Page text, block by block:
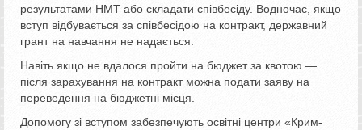
результатами НМТ або складати співбесіду. Водночас, якщо
вступ відбувається за співбесідою на контракт, державний
грант на навчання не надається.
Навіть якщо не вдалося пройти на бюджет за квотою —
після зарахування на контракт можна подати заяву на
переведення на бюджетні місця.
Допомогу зі вступом забезпечують освітні центри «Крим-